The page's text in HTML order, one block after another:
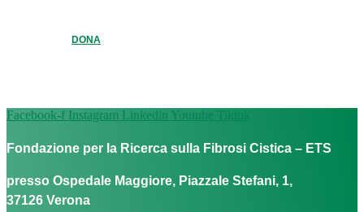
DONA
Facebook-f Instagram Linkedin Youtube Tiktok
Fondazione per la Ricerca sulla Fibrosi Cistica – ETS
presso Ospedale Maggiore, Piazzale Stefani, 1,
37126 Verona